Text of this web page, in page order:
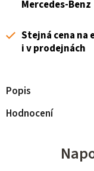
Mercedes-Benz
Stejná cena na
i v prodejnách
Popis
Hodnocení